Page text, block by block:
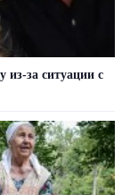
за ситуации с